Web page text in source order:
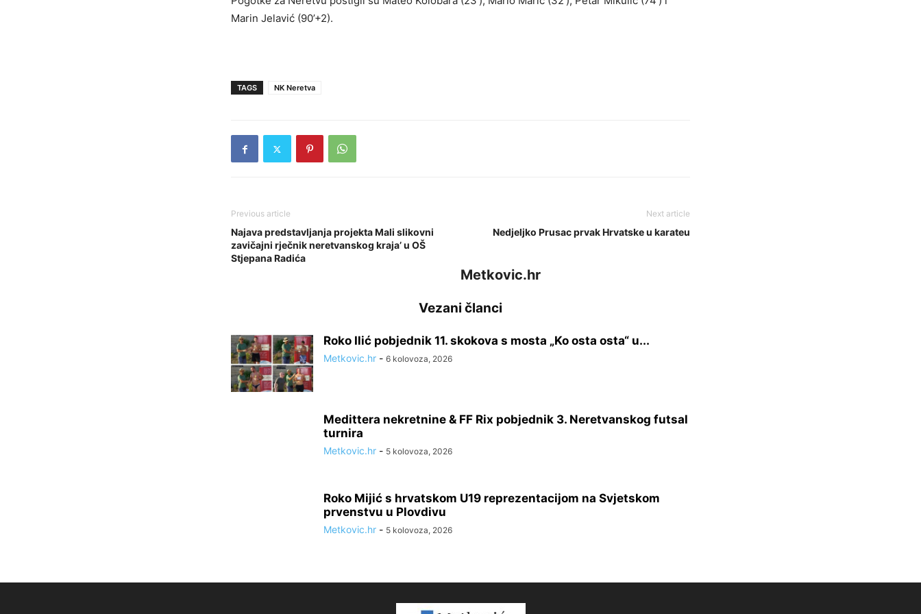
Marin Jelavić (90’+2).
TAGS NK Neretva
Previous article
Najava predstavljanja projekta Mali slikovni
zavičajni rječnik neretvanskog kraja’ u OŠ
Stjepana Radića
Next article
Nedjeljko Prusac prvak Hrvatske u karateu
Metkovic.hr
Vezani članci
Roko Ilić pobjednik 11. skokova s mosta „Ko osta osta“ u...
Metkovic.hr - 6 kolovoza, 2026
Medittera nekretnine & FF Rix pobjednik 3. Neretvanskog futsal
turnira
Metkovic.hr - 5 kolovoza, 2026
Roko Mijić s hrvatskom U19 reprezentacijom na Svjetskom
prvenstvu u Plovdivu
Metkovic.hr - 5 kolovoza, 2026